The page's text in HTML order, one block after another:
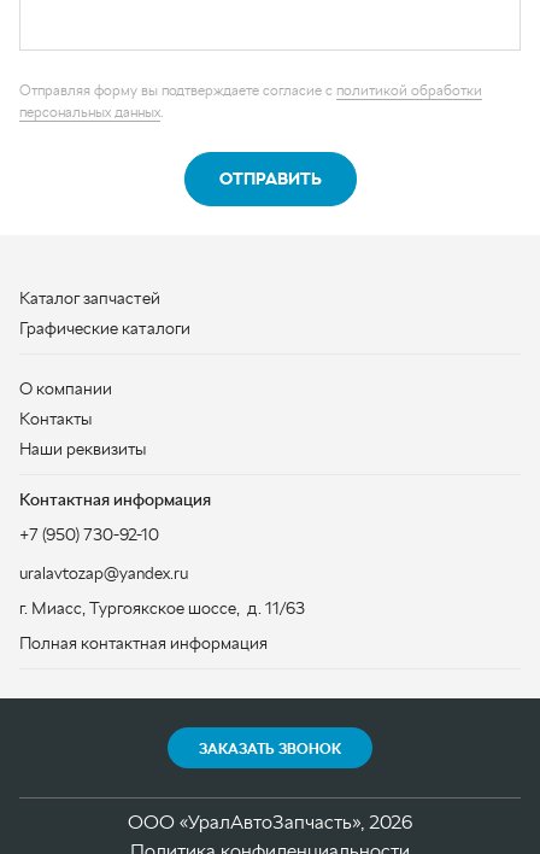
Каталог запчастей
Контактная информация
+7 (950) 730-92-10
uralavtozap@yandex.ru
г. Миасс, Тургоякское шоссе, д. 11/63
Полная контактная информация
Политика конфиденциальности